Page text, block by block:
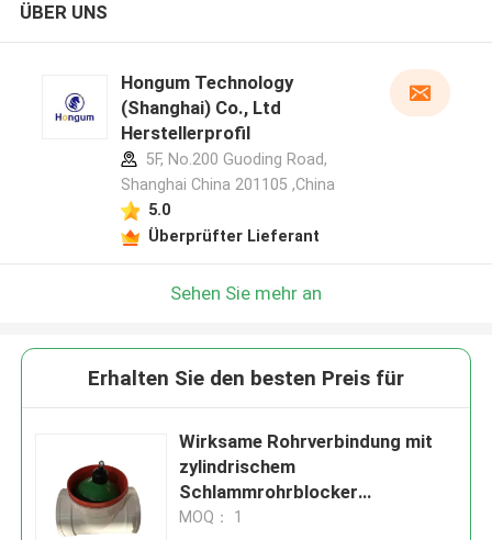
ÜBER UNS
Hongum Technology
(Shanghai) Co., Ltd
Herstellerprofil
5F, No.200 Guoding Road,
Shanghai China 201105 ,China
5.0
Überprüfter Lieferant
Sehen Sie mehr an
Erhalten Sie den besten Preis für
Wirksame Rohrverbindung mit
zylindrischem
Schlammrohrblocker
Korrosionsbeständig
MOQ： 1